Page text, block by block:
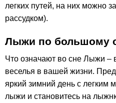
легких путей, на них можно
рассудком).
Лыжи по большому
Что означают во сне Лыжи –
веселья в вашей жизни.
яркий зимний день с легким
лыжи и становитесь на